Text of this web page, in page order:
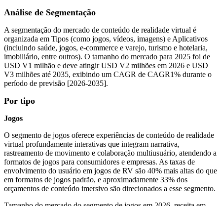
Análise de Segmentação
A segmentação do mercado de conteúdo de realidade virtual é
organizada em Tipos (como jogos, vídeos, imagens) e Aplicativos
(incluindo saúde, jogos, e-commerce e varejo, turismo e hotelaria,
imobiliário, entre outros). O tamanho do mercado para 2025 foi de
USD V1 milhão e deve atingir USD V2 milhões em 2026 e USD
V3 milhões até 2035, exibindo um CAGR de CAGR1% durante o
período de previsão [2026-2035].
Por tipo
Jogos
O segmento de jogos oferece experiências de conteúdo de realidade
virtual profundamente interativas que integram narrativa,
rastreamento de movimento e colaboração multiusuário, atendendo a
formatos de jogos para consumidores e empresas. As taxas de
envolvimento do usuário em jogos de RV são 40% mais altas do que
em formatos de jogos padrão, e aproximadamente 33% dos
orçamentos de conteúdo imersivo são direcionados a esse segmento.